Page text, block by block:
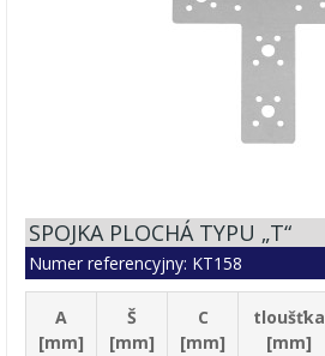
SPOJKA PLOCHÁ TYPU „T“
Numer referencyjny: KT158
A
[mm]
Š
[mm]
C
[mm]
tloušťka
[mm]